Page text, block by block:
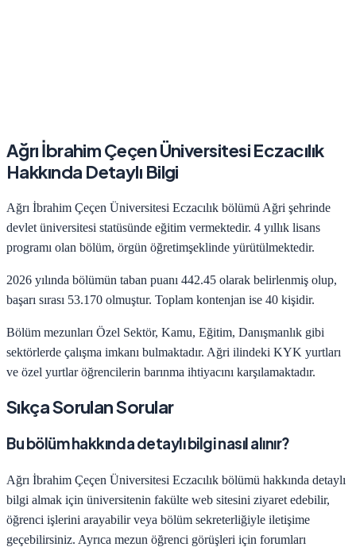
Ağrı İbrahim Çeçen ÜniversitesiEczacılık
Hakkında Detaylı Bilgi
Ağrı İbrahim Çeçen Üniversitesi Eczacılık bölümü Ağri şehrinde
devlet üniversitesi statüsünde eğitim vermektedir. 4 yıllık lisans
programı olan bölüm, örgün öğretimşeklinde yürütülmektedir.
2026 yılında bölümün taban puanı 442.45 olarak belirlenmiş olup,
başarı sırası 53.170 olmuştur. Toplam kontenjan ise 40 kişidir.
Bölüm mezunları Özel Sektör, Kamu, Eğitim, Danışmanlık gibi
sektörlerde çalışma imkanı bulmaktadır. Ağri ilindeki KYK yurtları
ve özel yurtlar öğrencilerin barınma ihtiyacını karşılamaktadır.
Sıkça Sorulan Sorular
Bu bölüm hakkında detaylı bilgi nasıl alınır?
Ağrı İbrahim Çeçen Üniversitesi Eczacılık bölümü hakkında detaylı
bilgi almak için üniversitenin fakülte web sitesini ziyaret edebilir,
öğrenci işlerini arayabilir veya bölüm sekreterliğiyle iletişime
geçebilirsiniz. Ayrıca mezun öğrenci görüşleri için forumları